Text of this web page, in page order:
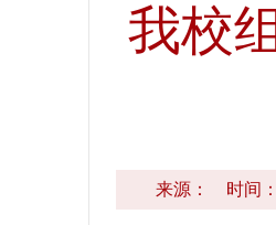
我校
来源： 时间